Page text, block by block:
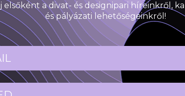
elsőként a divat- és designipari híreinkről,
és pályázati lehetőségeinkről!